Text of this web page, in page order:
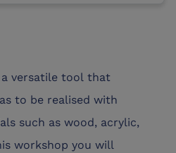
versatile tool that
to be realised with
such as wood, acrylic,
workshop you will